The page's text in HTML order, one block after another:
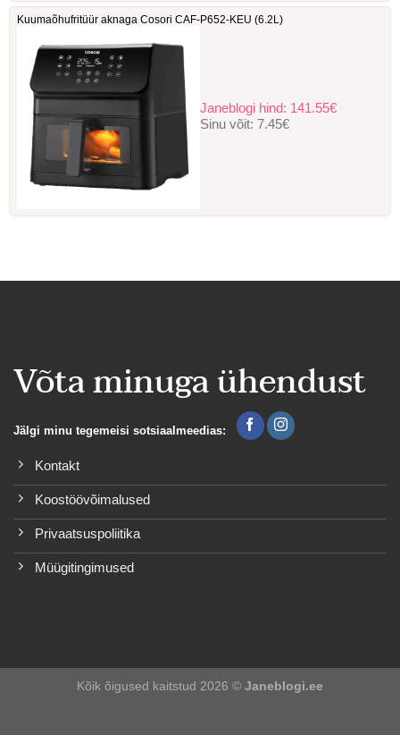
Kuumaõhufritüür aknaga Cosori ‎CAF-P652-KEU (6.2L)
Janeblogi hind: 141.55€
Sinu võit: 7.45€
Võta minuga ühendust
Jälgi minu tegemeisi sotsiaalmeedias:
Kontakt
Koostöövõimalused
Privaatsuspoliitika
Müügitingimused
Kõik õigused kaitstud 2026 © Janeblogi.ee